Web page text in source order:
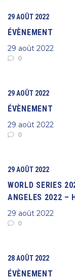
29 AOÛT 2022
ÉVÈNEMENT
29 août 2022
0
29 AOÛT 2022
ÉVÈNEMENT
29 août 2022
0
29 AOÛT 2022
WORLD SERIES
ANGELES 2022 –
29 août 2022
0
28 AOÛT 2022
ÉVÈNEMENT